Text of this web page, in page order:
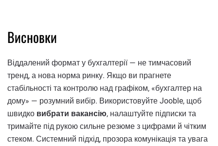
Висновки
Віддалений формат у бухгалтерії — не тимчасовий
тренд, а нова норма ринку. Якщо ви прагнете
стабільності та контролю над графіком, «бухгалтер на
дому» — розумний вибір. Використовуйте Jooble, щоб
швидко вибрати вакансію, налаштуйте підписки та
тримайте під рукою сильне резюме з цифрами й чітким
стеком. Системний підхід, прозора комунікація та увага